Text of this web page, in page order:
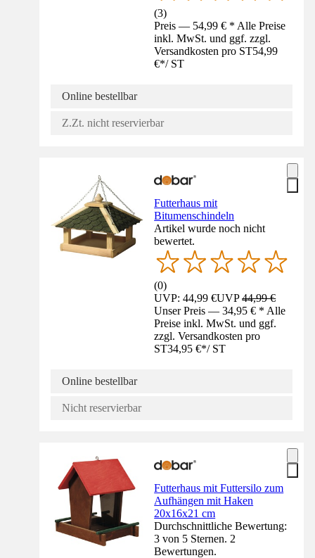
(3)
Preis — 54,99 € * Alle Preise
inkl. MwSt. und ggf. zzgl.
Versandkosten pro ST54,99
€*/ ST
Online bestellbar
Z.Zt. nicht reservierbar
Futterhaus mit
Bitumenschindeln
Artikel wurde noch nicht
bewertet.
(0)
UVP: 44,99 €UVP44,99 €
Unser Preis — 34,95 € * Alle
Preise inkl. MwSt. und ggf.
zzgl. Versandkosten pro
ST34,95 €*/ ST
Online bestellbar
Nicht reservierbar
Futterhaus mit Futtersilo zum
Aufhängen mit Haken
20x16x21 cm
Durchschnittliche Bewertung:
3 von 5 Sternen. 2
Bewertungen.